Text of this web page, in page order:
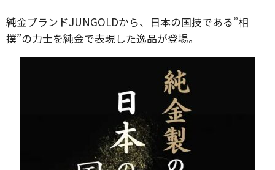
純金ブランドJUNGOLDから、日本の国技である”相
撲”の力士を純金で表現した逸品が登場。